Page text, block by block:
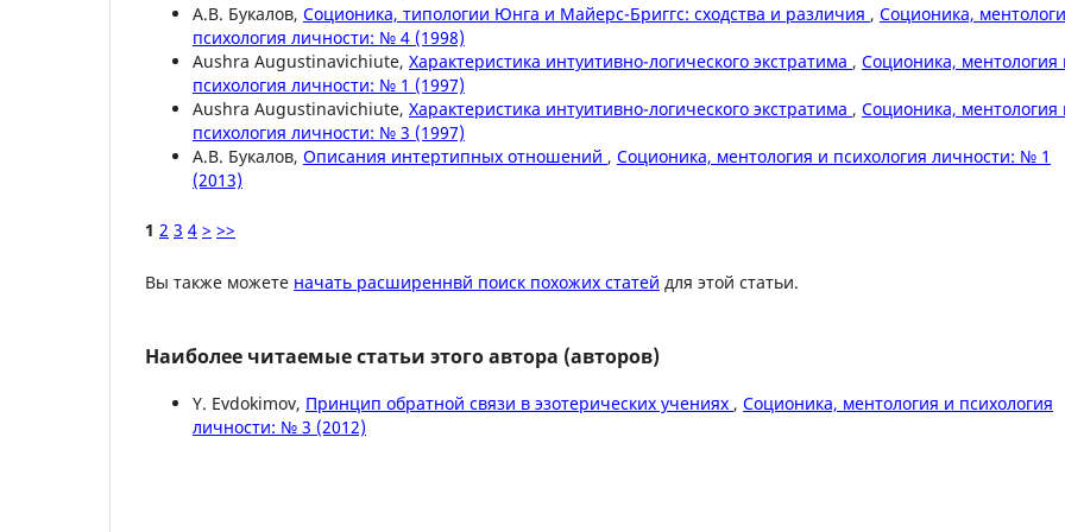
А.В. Букалов, Соционика, типологии Юнга и Майерс-Бриггс: сходства и различия , Соционика,
психология личности: № 4 (1998)
Aushra Augustinavichiute, Характеристика интуитивно-логического экстратима , Соционика, ментология
психология личности: № 1 (1997)
Aushra Augustinavichiute, Характеристика интуитивно-логического экстратима , Соционика, ментология
психология личности: № 3 (1997)
А.В. Букалов, Описания интертипных отношений , Соционика, ментология и психология личности: № 1
(2013)
1 2 3 4 > >>
Вы также можете начать расширеннвй поиск похожих статей для этой статьи.
Наиболее читаемые статьи этого автора (авторов)
Y. Evdokimov, Принцип обратной связи в эзотерических учениях , Соционика, ментология и психология
личности: № 3 (2012)